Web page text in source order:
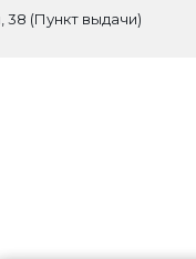
38 (Пункт выдачи)